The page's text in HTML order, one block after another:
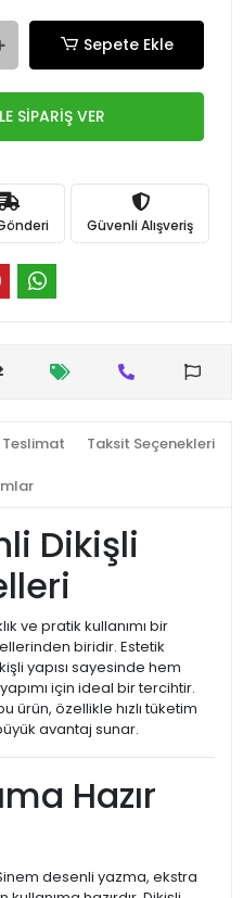
Sepete Ekle
SİPARİŞ VER
Güvenli Alışveriş
Taksit Seçenekleri
Dikişli
ve pratik kullanımı bir
biridir. Estetik
yapısı sayesinde hem
için ideal bir tercihtir.
özellikle hızlı tüketim
avantaj sunar.
Hazır
desenli yazma, ekstra